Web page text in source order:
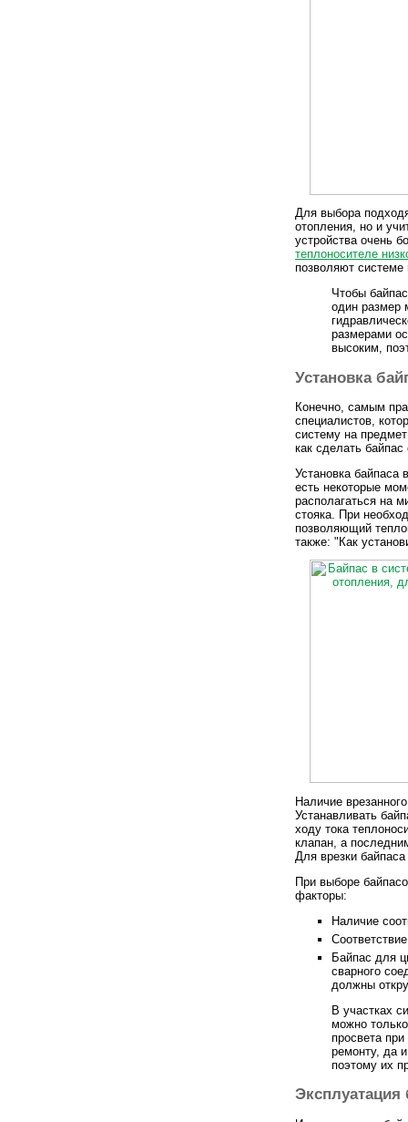
Для выбора
отопления, но и
устройства очень
теплоносителе
позволяют системе
Чтобы
один размер
размерами
высоким,
Установка
Конечно, самым
специалистов,
систему на
как сделать
Установка байпаса
есть некоторые
располагаться на
стояка. При
позволяющий
также: "Как
Наличие
Устанавливать
ходу тока
клапан, а
Для врезки
При выборе
факторы:
Наличие
Байпас для
сварного
должны
В участках
можно
просвета
ремонту, да
поэтому их
Эксплуатация